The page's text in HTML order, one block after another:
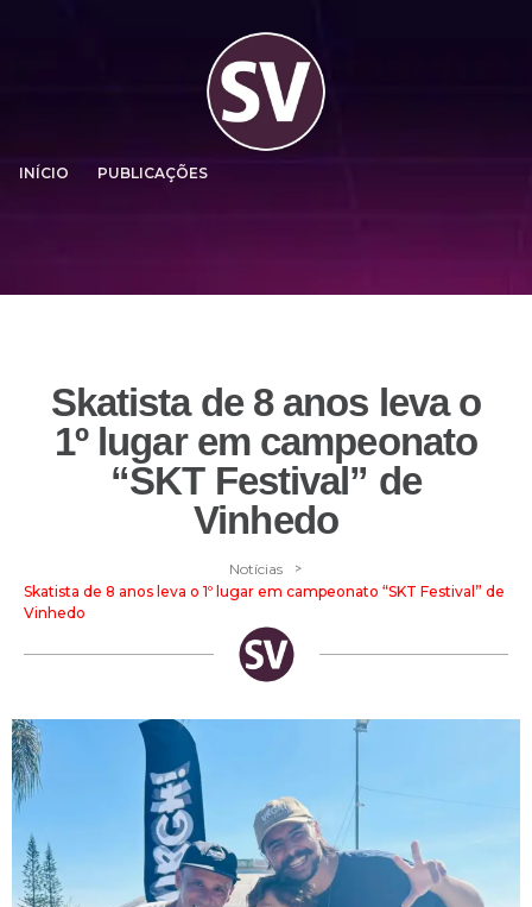
INÍCIO PUBLICAÇÕES
Skatista de 8 anos leva o
1º lugar em campeonato
“SKT Festival” de
Vinhedo
Notícias >
Skatista de 8 anos leva o 1º lugar em campeonato “SKT Festival” de
Vinhedo